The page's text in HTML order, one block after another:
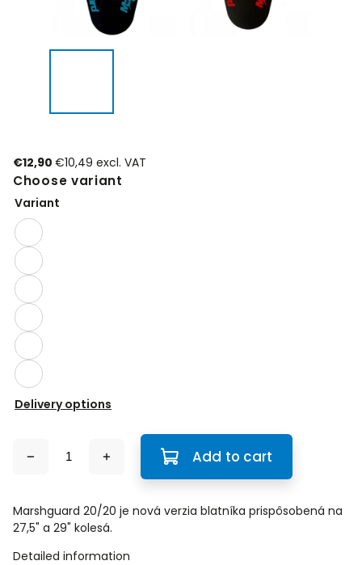
€12,90 €10,49 excl. VAT
Choose variant
Variant
Delivery options
Add to cart
Marshguard 20/20 je nová verzia blatníka prispôsobená na
27,5" a 29" kolesá.
Detailed information